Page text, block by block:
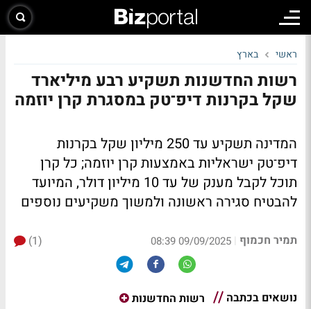
ראשי בארץ
רשות החדשנות תשקיע רבע מיליארד
שקל בקרנות דיפ־טק במסגרת קרן יוזמה
המדינה תשקיע עד 250 מיליון שקל בקרנות
דיפ־טק ישראליות באמצעות קרן יוזמה; כל קרן
תוכל לקבל מענק של עד 10 מיליון דולר, המיועד
להבטיח סגירה ראשונה ולמשוך משקיעים נוספים
תמיר חכמוף |
09/09/2025 08:39
(1)
נושאים בכתבה רשות החדשנות